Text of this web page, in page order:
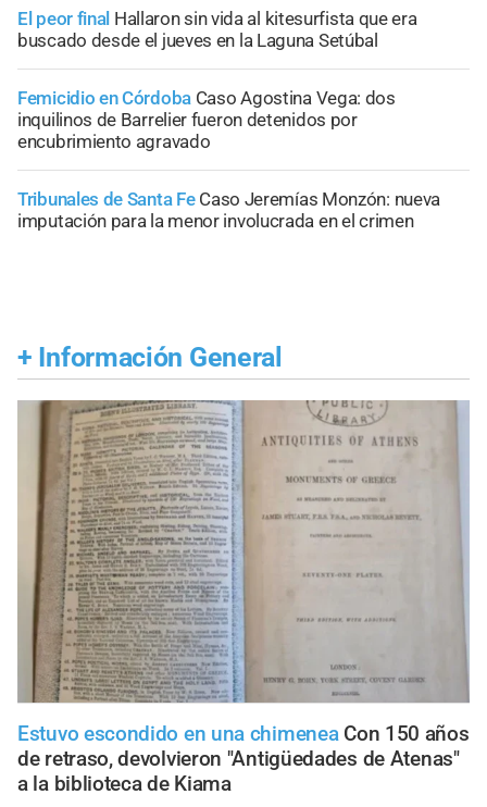
El peor final Hallaron sin vida al kitesurfista que era
buscado desde el jueves en la Laguna Setúbal
Femicidio en Córdoba Caso Agostina Vega: dos
inquilinos de Barrelier fueron detenidos por
encubrimiento agravado
Tribunales de Santa Fe Caso Jeremías Monzón: nueva
imputación para la menor involucrada en el crimen
+ Información General
Estuvo escondido en una chimenea Con 150 años
de retraso, devolvieron "Antigüedades de Atenas"
a la biblioteca de Kiama